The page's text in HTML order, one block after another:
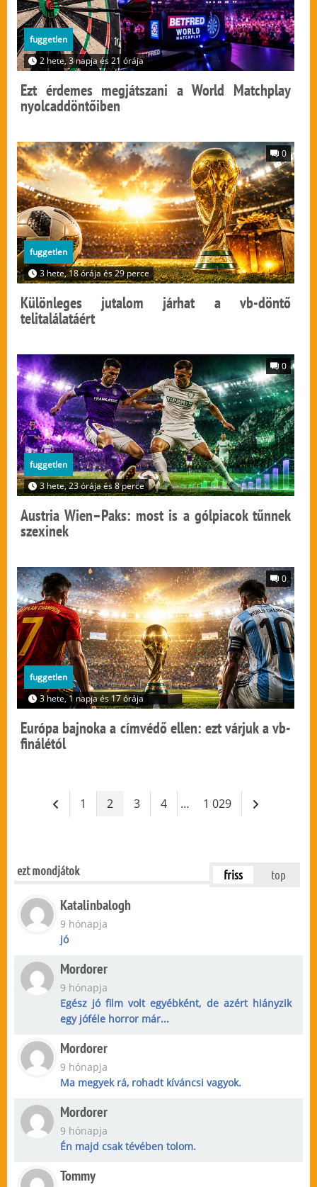
fuggetlen
2 hete, 3 napja és 21 órája
Ezt érdemes megjátszani a World Matchplay
nyolcaddöntőiben
0
fuggetlen
3 hete, 18 órája és 29 perce
Különleges jutalom járhat a vb-döntő
telitalálatáért
0
fuggetlen
3 hete, 23 órája és 8 perce
Austria Wien–Paks: most is a gólpiacok tűnnek
szexinek
0
fuggetlen
3 hete, 1 napja és 17 órája
Európa bajnoka a címvédő ellen: ezt várjuk a vb-
finálétól
1 2 3 4 … 1 029
ezt mondjátok friss top
Katalinbalogh
9 hónapja
jó
Mordorer
9 hónapja
Egész jó film volt egyébként, de azért hiányzik
egy jóféle horror már...
Mordorer
9 hónapja
Ma megyek rá, rohadt kíváncsi vagyok.
Mordorer
9 hónapja
Én majd csak tévében tolom.
Tommy